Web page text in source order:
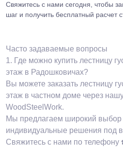
Свяжитесь с нами сегодня, чтобы
шаг и получить бесплатный расчет
Часто задаваемые вопросы
1. Где можно купить лестницу
этаж в Радошковичах?
Вы можете заказать лестницу
этаж в частном доме через
WoodSteelWork.
Мы предлагаем широкий выбор
индивидуальные решения под
Свяжитесь с нами по телефону